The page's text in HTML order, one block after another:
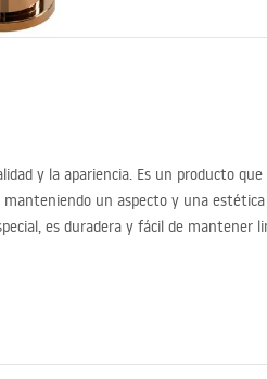
y la apariencia. Es un producto
un aspecto y una
es duradera y fácil de mantener